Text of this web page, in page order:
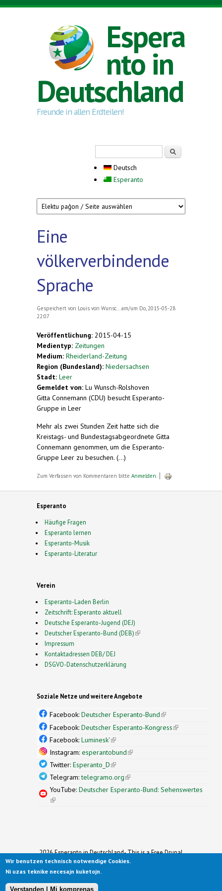
Direkt zum Inhalt
Espera
nto in
Deutschland
Freunde in allen Erdteilen!
Deutsch
Esperanto
Eine
völkerverbindende
Sprache
Gespeichert von Louis von Wunsc...
am/um Do, 2015-05-28
22:07
Veröffentlichung: 2015-04-15
Medientyp: Zeitungen
Medium: Rheiderland-Zeitung
Region (Bundesland): Niedersachsen
Stadt: Leer
Gemeldet von: Lu Wunsch-Rolshoven
Gitta Connemann (CDU) besucht Esperanto-
Gruppe in Leer
Mehr als zwei Stunden Zeit hatte sich die
Kreistags- und Bundestagsabgeordnete Gitta
Connemann genommen, um die Esperanto-
Gruppe Leer zu besuchen. (...)
Zum Verfassen von Kommentaren bitte Anmelden
Esperanto
Häufige Fragen
Esperanto lernen
Esperanto-Musik
Esperanto-Literatur
Verein
Esperanto-Laden Berlin
Zeitschrift: Esperanto aktuell
Deutsche Esperanto-Jugend (DEJ)
Deutscher Esperanto-Bund (DEB)(link is external)
Impressum
Kontaktadressen DEB/ DEJ
DSGVO-Datenschutzerklärung
Soziale Netze und weitere Angebote
Facebook: Deutscher Esperanto-Bund(link is
external)
Facebook: Deutscher Esperanto-Kongress(link is
Facebook: Luminesk'(link is external)
Instagram: esperantobund(link is external)
Twitter: Esperanto_D(link is external)
Telegram:telegramo.org(link is external)
YouTube: Deutscher Esperanto-Bund: Sehenswertes
(link is external)
2026 Esperanto in Deutschland- This is a Free Drupal
Theme
Ported to Drupal for the Open Source Community by
Original design by
Wir benutzen technisch notwendige Cookies.
Ni uzas teknike necesajn kuketojn.
Verstanden | Mi komprenas